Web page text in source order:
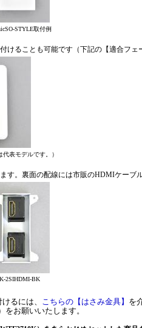
STYLE取付例
付けることも可能です（下記の【適
表モデルです。）
す。裏面の配線には市販のHDMIケー
2SIHDMI-BK
るには、 こちらの【はさみ金具】 を
をお願いいたします。